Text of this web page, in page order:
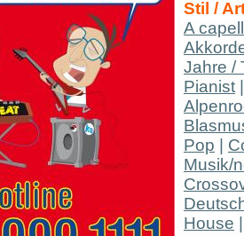
Stil /
A
Jahre /
Pianist
Pop
Musik/
House